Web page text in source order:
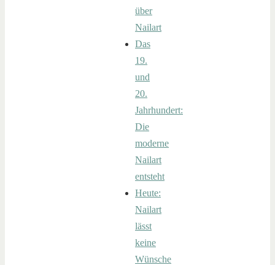
über
Nailart
Das
19.
und
20.
Jahrhundert:
Die
moderne
Nailart
entsteht
Heute:
Nailart
lässt
keine
Wünsche